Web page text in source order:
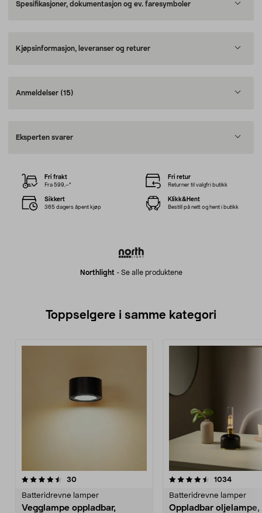
Spesifikasjoner, dokumentasjon og ev. faresymboler
Kjøpsinformasjon, leveranser og returer
Anmeldelser (15)
Eksperten svarer
Northlight - Se alle produktene
Fri frakt
Fra 599,–*
Fri retur
Returner til valgfri butikk
Sikkert
365 dagers åpent kjøp
Klikk&Hent
Bestill på nett og hent i butikk
Toppselgere i samme kategori
30anmeldelser
Batteridrevne lamper
Vegglampe oppladbar,
4.5 av 5 stjerner 1034
Batteridrevne lamper
Oppladbar oljelampe,
4.5 av 5 stjerner